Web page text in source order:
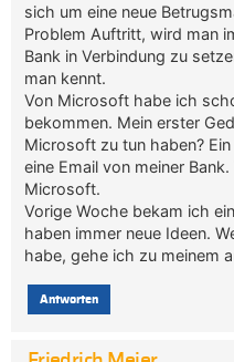
sich um eine neue
Problem Auftritt, wird man
Bank in Verbindung zu
man kennt.
Von Microsoft habe ich
bekommen. Mein erster
Microsoft zu tun haben?
eine Email von meiner
Microsoft.
Vorige Woche bekam ich
haben immer neue Ideen.
habe, gehe ich zu meinem
Antworten